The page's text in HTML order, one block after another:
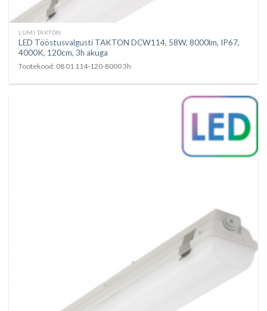
LUMI TAKTON
LED Tööstusvalgusti TAKTON DCW114, 58W, 8000lm, IP67,
4000K, 120cm, 3h akuga
Tootekood: 08 01 114-120-8000 3h